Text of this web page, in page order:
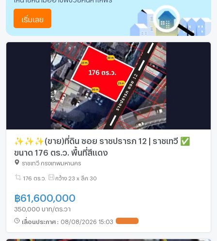
เริ่มเลย
✨✨✨(ขาย)ที่ดิน ซอย ราชปรารภ 12 | ราชเทวี ✅
ขนาด 176 ตร.ว. พื้นที่สีแดง
ราชเทวี กรุงเทพมหานคร
176 ตร.ว. กว้าง 23 x ลึก 30
฿61,600,000
350,000 บาท/ตร.วา
เลื่อนประกาศ : 08/08/2026 15:03